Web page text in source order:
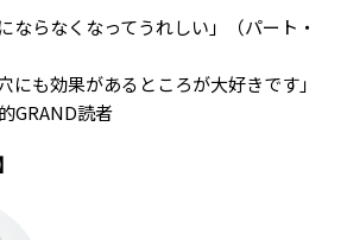
ならなくなってうれしい」（パート・
にも効果があるところが大好きです」
GRAND読者